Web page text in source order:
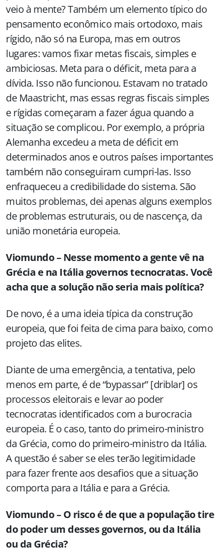
veio à mente? Também um elemento típico do
pensamento econômico mais ortodoxo, mais
rígido, não só na Europa, mas em outros
lugares: vamos fixar metas fiscais, simples e
ambiciosas. Meta para o déficit, meta para a
dívida. Isso não funcionou. Estavam no tratado
de Maastricht, mas essas regras fiscais simples
e rígidas começaram a fazer água quando a
situação se complicou. Por exemplo, a própria
Alemanha excedeu a meta de déficit em
determinados anos e outros países importantes
também não conseguiram cumpri-las. Isso
enfraqueceu a credibilidade do sistema. São
muitos problemas, dei apenas alguns exemplos
de problemas estruturais, ou de nascença, da
união monetária europeia.
Viomundo – Nesse momento a gente vê na
Grécia e na Itália governos tecnocratas. Você
acha que a solução não seria mais política?
De novo, é a uma ideia típica da construção
europeia, que foi feita de cima para baixo, como
projeto das elites.
Diante de uma emergência, a tentativa, pelo
menos em parte, é de “bypassar” [driblar] os
processos eleitorais e levar ao poder
tecnocratas identificados com a burocracia
europeia. É o caso, tanto do primeiro-ministro
da Grécia, como do primeiro-ministro da Itália.
A questão é saber se eles terão legitimidade
para fazer frente aos desafios que a situação
comporta para a Itália e para a Grécia.
Viomundo – O risco é de que a população tire
do poder um desses governos, ou da Itália
ou da Grécia?